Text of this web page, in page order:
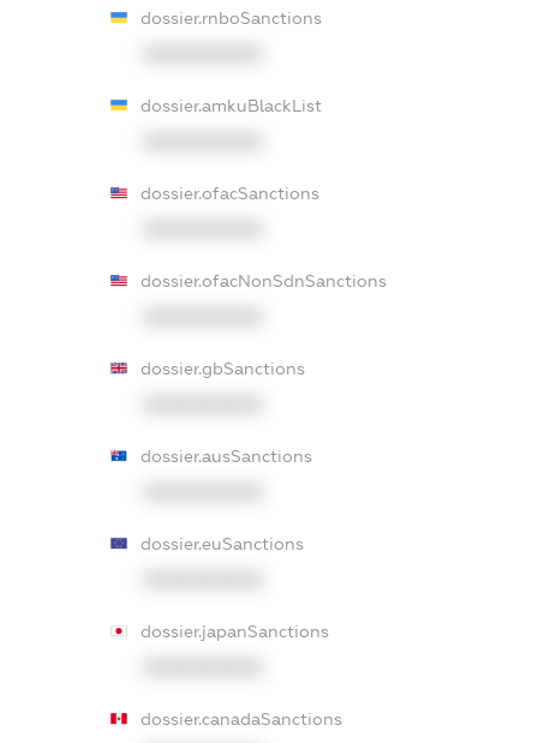
dossier.rnboSanctions
dossier.amkuBlackList
dossier.ofacSanctions
dossier.ofacNonSdnSanctions
dossier.gbSanctions
dossier.ausSanctions
dossier.euSanctions
dossier.japanSanctions
dossier.canadaSanctions